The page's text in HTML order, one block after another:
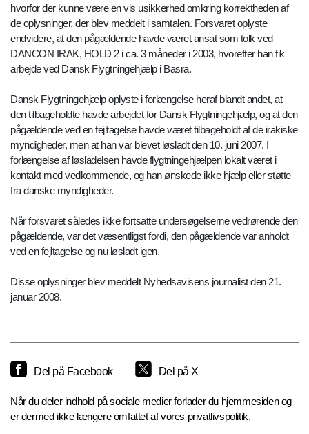
hvorfor der kunne være en vis usikkerhed omkring korrektheden af
de oplysninger, der blev meddelt i samtalen. Forsvaret oplyste
endvidere, at den pågældende havde været ansat som tolk ved
DANCON IRAK, HOLD 2 i ca. 3 måneder i 2003, hvorefter han fik
arbejde ved Dansk Flygtningehjælp i Basra.
Dansk Flygtningehjælp oplyste i forlængelse heraf blandt andet, at
den tilbageholdte havde arbejdet for Dansk Flygtningehjælp, og at den
pågældende ved en fejltagelse havde været tilbageholdt af de irakiske
myndigheder, men at han var blevet løsladt den 10. juni 2007. I
forlængelse af løsladelsen havde flygtningehjælpen lokalt været i
kontakt med vedkommende, og han ønskede ikke hjælp eller støtte
fra danske myndigheder.
Når forsvaret således ikke fortsatte undersøgelserne vedrørende den
pågældende, var det væsentligst fordi, den pågældende var anholdt
ved en fejltagelse og nu løsladt igen.
Disse oplysninger blev meddelt Nyhedsavisens journalist den 21.
januar 2008.
Del på Facebook Del på X
Når du deler indhold på sociale medier forlader du hjemmesiden og
er dermed ikke længere omfattet af vores privatlivspolitik.